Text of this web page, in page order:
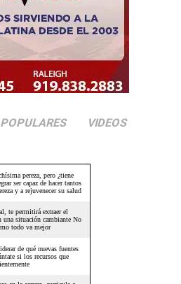
POPULARES VIDEOS